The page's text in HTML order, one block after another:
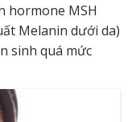
hormone MSH
Melanin dưới da)
sinh quá mức